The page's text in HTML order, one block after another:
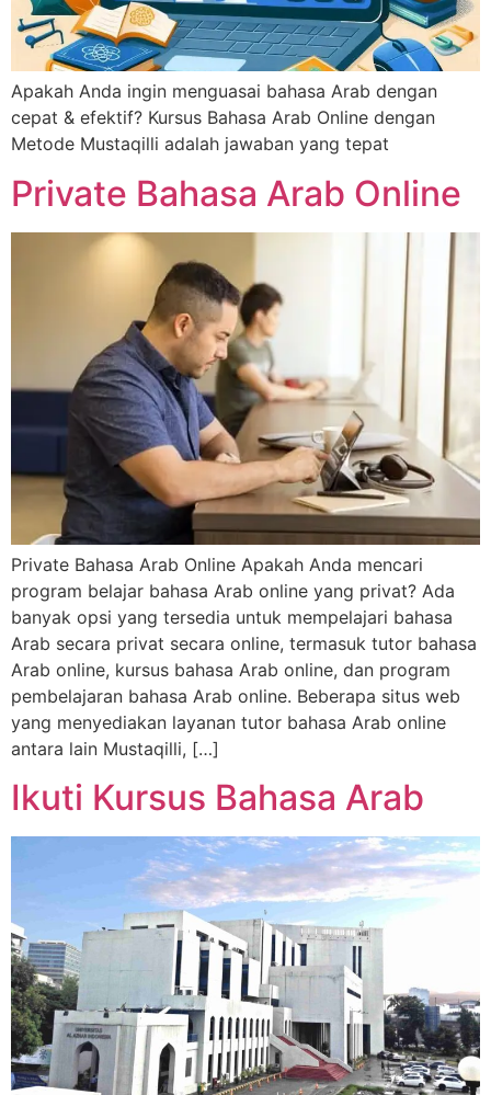
Apakah Anda ingin menguasai bahasa Arab dengan
cepat & efektif? Kursus Bahasa Arab Online dengan
Metode Mustaqilli adalah jawaban yang tepat
Private Bahasa Arab Online
Private Bahasa Arab Online Apakah Anda mencari
program belajar bahasa Arab online yang privat? Ada
banyak opsi yang tersedia untuk mempelajari bahasa
Arab secara privat secara online, termasuk tutor bahasa
Arab online, kursus bahasa Arab online, dan program
pembelajaran bahasa Arab online. Beberapa situs web
yang menyediakan layanan tutor bahasa Arab online
antara lain Mustaqilli, […]
Ikuti Kursus Bahasa Arab